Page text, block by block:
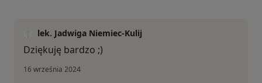
lek. Jadwiga Niemiec-Kulij
Dziękuję bardzo ;)
16 września 2024